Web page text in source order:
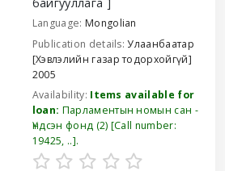
байгууллага ]
Language: Mongolian
Publication details:Улаанбаатар
[Хэвлэлийн газар тодорхойгүй]
2005
Availability: Items available for
loan: Парламентын номын сан -
Үндсэн фонд (2) Call number:
19425, .. .